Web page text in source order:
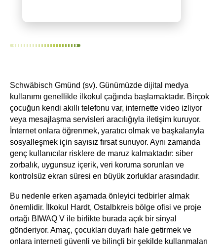
Schwäbisch Gmünd (sv). Günümüzde dijital medya
kullanımı genellikle ilkokul çağında başlamaktadır. Birçok
çocuğun kendi akıllı telefonu var, internette video izliyor
veya mesajlaşma servisleri aracılığıyla iletişim kuruyor.
İnternet onlara öğrenmek, yaratıcı olmak ve başkalarıyla
sosyalleşmek için sayısız fırsat sunuyor. Aynı zamanda
genç kullanıcılar risklere de maruz kalmaktadır: siber
zorbalık, uygunsuz içerik, veri koruma sorunları ve
kontrolsüz ekran süresi en büyük zorluklar arasındadır.
Bu nedenle erken aşamada önleyici tedbirler almak
önemlidir. İlkokul Hardt, Ostalbkreis bölge ofisi ve proje
ortağı BIWAQ V ile birlikte burada açık bir sinyal
gönderiyor. Amaç, çocukları duyarlı hale getirmek ve
onlara interneti güvenli ve bilinçli bir şekilde kullanmaları